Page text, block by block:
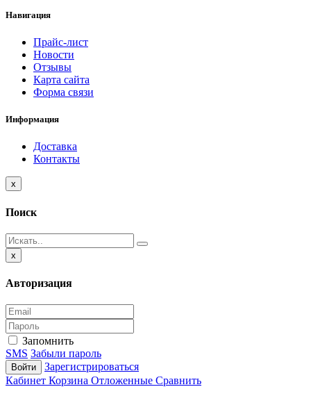
Навигация
Прайс-лист
Новости
Отзывы
Карта сайта
Форма связи
Информация
Доставка
Контакты
x
Поиск
x
Авторизация
Запомнить
SMS Забыли пароль
Войти
Зарегистрироваться
Кабинет Корзина Отложенные Сравнить